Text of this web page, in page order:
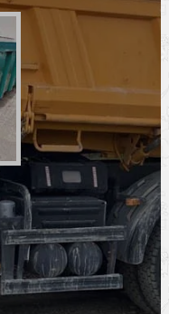
chargement
67 Bas-Rhin